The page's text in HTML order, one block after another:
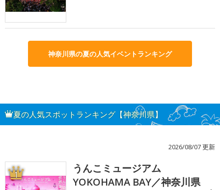
神奈川県の夏の人気イベントランキング
夏の人気スポットランキング【神奈川県】
2026/08/07 更新
1
うんこミュージアム
YOKOHAMA BAY／神奈川県